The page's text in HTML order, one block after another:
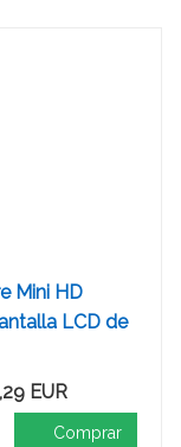
Mini HD
LCD de
EUR
Comprar